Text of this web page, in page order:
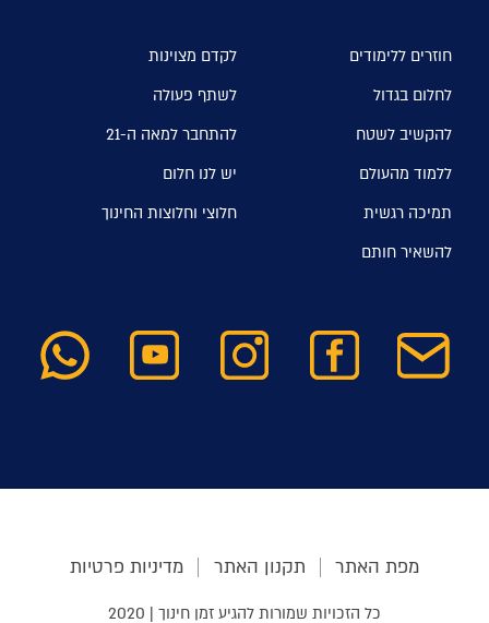
חוזרים ללימודים
לקדם מצוינות
לחלום בגדול
לשתף פעולה
להקשיב לשטח
להתחבר למאה ה-21
ללמוד מהעולם
יש לנו חלום
תמיכה רגשית
חלוצי וחלוצות החינוך
להשאיר חותם
מפת האתר תקנון האתר מדיניות פרטיות
כל הזכויות שמורות להגיע זמן חינוך | 2020